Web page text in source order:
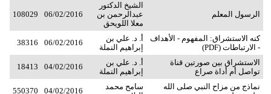
الرسول المعلم
الشيخ الدكتور
عبدالرحمن بن
معلا اللويحق
06/02/2016
108029
كنه الاستشراق: المفهوم - الأهداف
- الارتباطات (PDF)
أ. د. علي بن
إبراهيم النملة
06/02/2016
38316
الاستشراق بين صورتين قناة
تواصل أم أداة صراع
أ. د. علي بن
إبراهيم النملة
04/02/2016
18413
نماذج من مزاح النبي صلى الله
سامح محمد
04/02/2016
550370